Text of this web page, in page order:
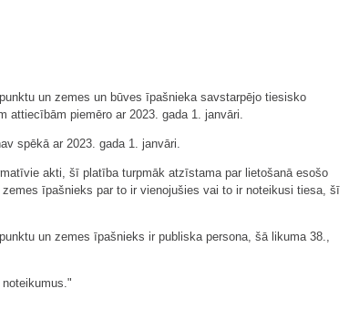
un zemes un būves īpašnieka savstarpējo tiesisko
attiecībām piemēro ar 2023. gada 1. janvāri.
spēkā ar 2023. gada 1. janvāri.
akti, šī platība turpmāk atzīstama par lietošanā esošo
īpašnieks par to ir vienojušies vai to ir noteikusi tiesa, šī
un zemes īpašnieks ir publiska persona, šā likuma 38.,